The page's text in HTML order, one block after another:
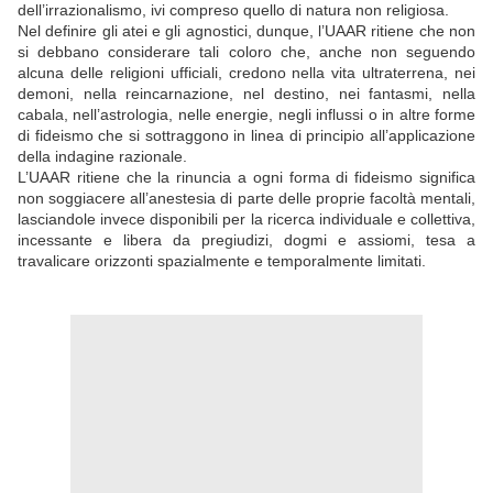
dell’irrazionalismo, ivi compreso quello di natura non religiosa.
Nel definire gli atei e gli agnostici, dunque, l’UAAR ritiene che non
si debbano considerare tali coloro che, anche non seguendo
alcuna delle religioni ufficiali, credono nella vita ultraterrena, nei
demoni, nella reincarnazione, nel destino, nei fantasmi, nella
cabala, nell’astrologia, nelle energie, negli influssi o in altre forme
di fideismo che si sottraggono in linea di principio all’applicazione
della indagine razionale.
L’UAAR ritiene che la rinuncia a ogni forma di fideismo significa
non soggiacere all’anestesia di parte delle proprie facoltà mentali,
lasciandole invece disponibili per la ricerca individuale e collettiva,
incessante e libera da pregiudizi, dogmi e assiomi, tesa a
travalicare orizzonti spazialmente e temporalmente limitati.